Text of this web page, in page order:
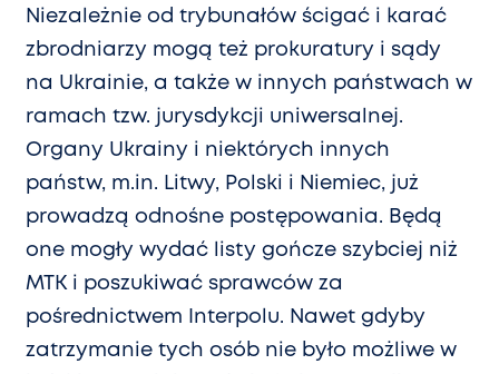
Niezależnie od trybunałów ścigać i karać
zbrodniarzy mogą też prokuratury i sądy
na Ukrainie, a także w innych państwach w
ramach tzw. jurysdykcji uniwersalnej.
Organy Ukrainy i niektórych innych
państw, m.in. Litwy, Polski i Niemiec, już
prowadzą odnośne postępowania. Będą
one mogły wydać listy gończe szybciej niż
MTK i poszukiwać sprawców za
pośrednictwem Interpolu. Nawet gdyby
zatrzymanie tych osób nie było możliwe w